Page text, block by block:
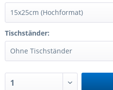
Tischständer: